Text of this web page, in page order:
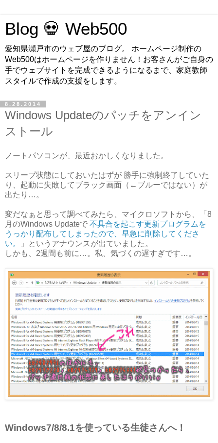
Blog 💀 Web500
愛知県瀬戸市のウェブ屋のブログ。 ホームページ制作の
Web500はホームページを作りません！お客さんがご自身の
手でウェブサイトを完成できるようになるまで、家庭教師
スタイルで作成の支援をします。
8.28.2014
Windows Updateのパッチをアンイン
ストール
ノートパソコンが、最近おかしくなりました。
スリープ状態にしておいたはずが 勝手に強制終了していた
り、起動に失敗してブラック画面（←ブルーではない）が
出たり…。
変だなぁと思って調べてみたら、マイクロソフトから、「8
月のWindows Updateで 不具合を起こす更新プログラムを
うっかり配布してしまったので、早急に削除してくださ
い。
」というアナウンスが出ていました。
しかも、2週間も前に…。私、気づくの遅すぎです…。
Windows7/8/8.1を使っている生徒さんへ！